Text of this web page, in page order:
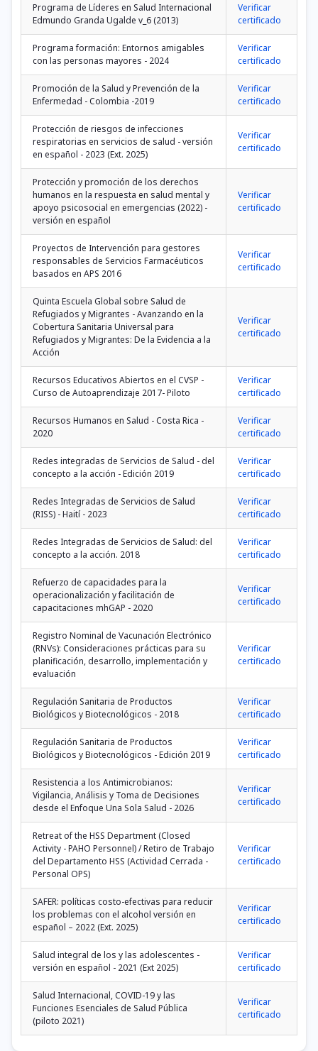
Programa de Líderes en Salud Internacional
Edmundo Granda Ugalde v_6 (2013)
Verificar
certificado
Programa formación: Entornos amigables
con las personas mayores - 2024
Verificar
certificado
Promoción de la Salud y Prevención de la
Enfermedad - Colombia -2019
Verificar
certificado
Protección de riesgos de infecciones
respiratorias en servicios de salud - versión
en español - 2023 (Ext. 2025)
Verificar
certificado
Protección y promoción de los derechos
humanos en la respuesta en salud mental y
apoyo psicosocial en emergencias (2022) -
versión en español
Verificar
certificado
Proyectos de Intervención para gestores
responsables de Servicios Farmacéuticos
basados en APS 2016
Verificar
certificado
Quinta Escuela Global sobre Salud de
Refugiados y Migrantes - Avanzando en la
Cobertura Sanitaria Universal para
Refugiados y Migrantes: De la Evidencia a la
Acción
Verificar
certificado
Recursos Educativos Abiertos en el CVSP -
Curso de Autoaprendizaje 2017- Piloto
Verificar
certificado
Recursos Humanos en Salud - Costa Rica -
2020
Verificar
certificado
Redes integradas de Servicios de Salud - del
concepto a la acción - Edición 2019
Verificar
certificado
Redes Integradas de Servicios de Salud
(RISS) - Haití - 2023
Verificar
certificado
Redes Integradas de Servicios de Salud: del
concepto a la acción. 2018
Verificar
certificado
Refuerzo de capacidades para la
operacionalización y facilitación de
capacitaciones mhGAP - 2020
Verificar
certificado
Registro Nominal de Vacunación Electrónico
(RNVs): Consideraciones prácticas para su
planificación, desarrollo, implementación y
evaluación
Verificar
certificado
Regulación Sanitaria de Productos
Biológicos y Biotecnológicos - 2018
Verificar
certificado
Regulación Sanitaria de Productos
Biológicos y Biotecnológicos - Edición 2019
Verificar
certificado
Resistencia a los Antimicrobianos:
Vigilancia, Análisis y Toma de Decisiones
desde el Enfoque Una Sola Salud - 2026
Verificar
certificado
Retreat of the HSS Department (Closed
Activity - PAHO Personnel) / Retiro de Trabajo
del Departamento HSS (Actividad Cerrada -
Personal OPS)
Verificar
certificado
SAFER: políticas costo-efectivas para reducir
los problemas con el alcohol versión en
español – 2022 (Ext. 2025)
Verificar
certificado
Salud integral de los y las adolescentes -
versión en español - 2021 (Ext 2025)
Verificar
certificado
Salud Internacional, COVID-19 y las
Funciones Esenciales de Salud Pública
(piloto 2021)
Verificar
certificado